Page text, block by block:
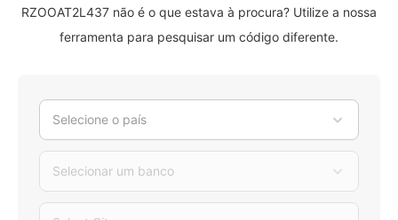
RZOOAT2L437 não é o que estava à procura? Utilize a nossa
ferramenta para pesquisar um código diferente.
Selecione o país
Selecionar um banco